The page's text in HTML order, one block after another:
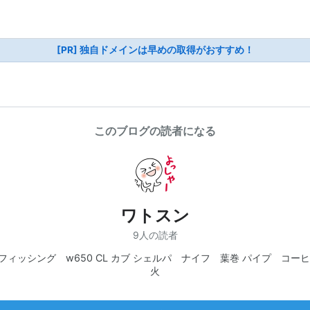
[PR] 独自ドメインは早めの取得がおすすめ！
このブログの読者になる
ワトスン
9人の読者
ィッシング w650 CL カブ シェルパ ナイフ 葉巻 パイプ コーヒ
火